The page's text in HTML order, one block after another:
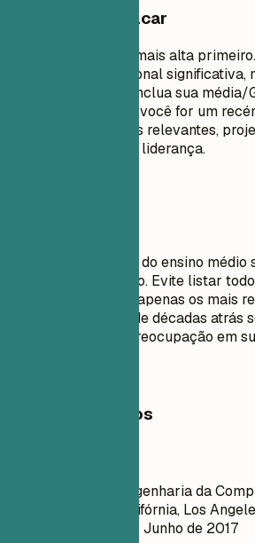
O que vale destacar
Liste sua formação mais alta
experiência profissional significativa,
educação concisa. Inclua sua média/
superior a 3.5 ou se você for um
Destaque disciplinas relevantes,
honras ou cargos de liderança.
Não inclua detalhes do ensino
diploma universitário. Evite listar
você fez; selecione apenas os mais
datas de formatura de décadas atrás
por idade for uma preocupação em
Exemplos práticos
Bacharelado em Engenharia da
Universidade da Califórnia, Los
Setembro de 2013 – Junho de 2017